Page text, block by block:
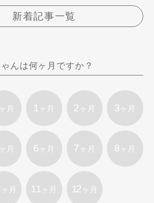
新着記事一覧
んは何ヶ月ですか？
ヶ月 1 ヶ月 2 ヶ月 3 ヶ月
ヶ月 6 ヶ月 7 ヶ月 8 ヶ月
ヶ月 11 ヶ月 12 ヶ月